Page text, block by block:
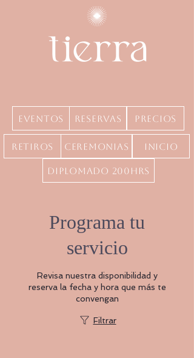
Reservas
Eventos precios
Ceremonias
Retiros inicio
Diplomado 200hrs
Programa tu
servicio
Revisa nuestra disponibilidad y
reserva la fecha y hora que más te
convengan
Filtrar